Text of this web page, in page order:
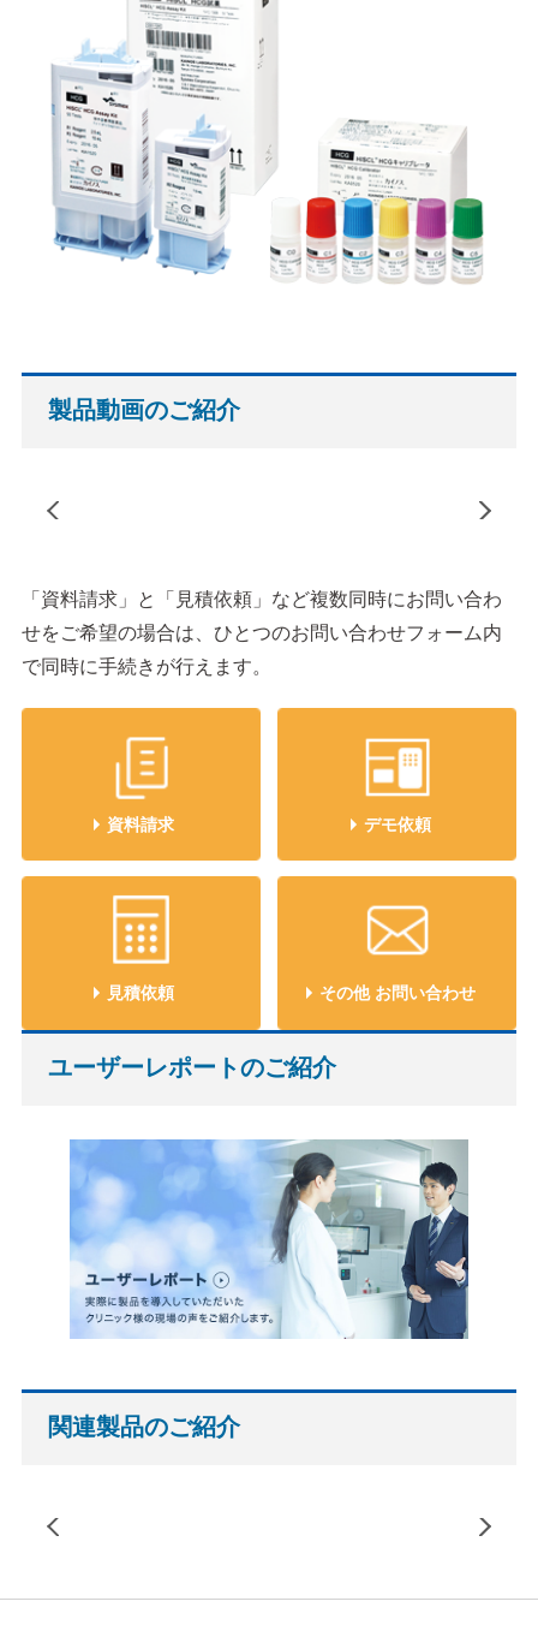
製品動画のご紹介
「資料請求」と「見積依頼」など複数同時にお問い合わ
せをご希望の場合は、ひとつのお問い合わせフォーム内
で同時に手続きが行えます。
資料請求 デモ依頼
見積依頼 その他 お問い合わせ
ユーザーレポートのご紹介
関連製品のご紹介